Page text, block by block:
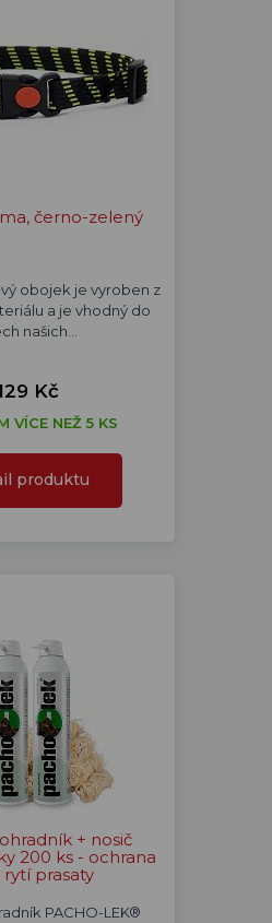
černo-zelený
obojek je vyroben z
a je vhodný do
našich…
Kč
VÍCE NEŽ 5 KS
produktu
+ nosič
200 ks - ochrana
prasaty
PACHO-LEK®